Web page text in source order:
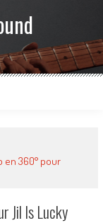
en 360° pour
Jil Is Lucky